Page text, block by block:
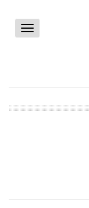
Toggle